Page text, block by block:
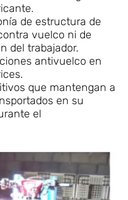
de estructura de
vuelco ni de
del trabajador.
antivuelco en
que mantengan a
en su
el